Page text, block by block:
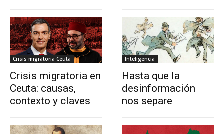
Crisis migratoria Ceuta
Crisis migratoria en
Ceuta: causas,
contexto y claves
Inteligencia
Hasta que la
desinformación
nos separe